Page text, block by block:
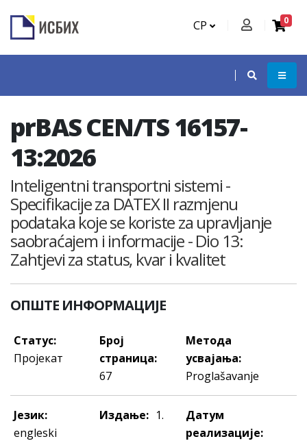
СР 0
prBAS CEN/TS 16157-
13:2026
Inteligentni transportni sistemi -
Specifikacije za DATEX II razmjenu
podataka koje se koriste za upravljanje
saobraćajem i informacije - Dio 13:
Zahtjevi za status, kvar i kvalitet
ОПШТЕ ИНФОРМАЦИЈЕ
Статус:
Пројекат
Број
страница:
67
Метода
усвајања:
Proglašavanje
Језик:
engleski
Издање: 1.
Датум
реализације: